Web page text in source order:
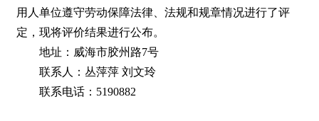
用人单位遵守劳动保障法律、法规和规章情况进行了评
定，现将评价结果进行公布。
地址：威海市胶州路7号
联系人：丛萍萍 刘文玲
联系电话：5190882